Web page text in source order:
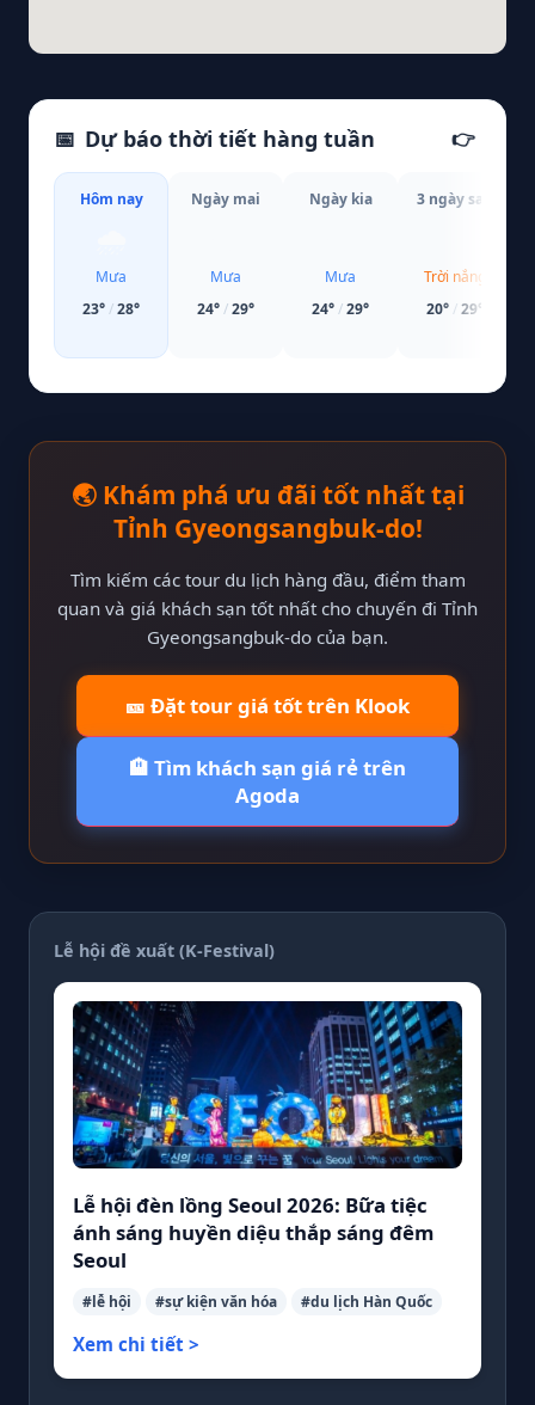
📅 Dự báo thời tiết hàng tuần 👉
Hôm nay
Mưa
23°/28°
Ngày mai
Mưa
24°/29°
Ngày kia
Mưa
24°/29°
3 ngày sau
Trời nắng
20° /29°
🌏 Khám phá ưu đãi tốt nhất tại
Tỉnh Gyeongsangbuk-do!
Tìm kiếm các tour du lịch hàng đầu, điểm tham
quan và giá khách sạn tốt nhất cho chuyến đi Tỉnh
Gyeongsangbuk-do của bạn.
🎫 Đặt tour giá tốt trên Klook
🏨 Tìm khách sạn giá rẻ trên
Agoda
Lễ hội đề xuất (K-Festival)
Lễ hội đèn lồng Seoul 2026: Bữa tiệc
ánh sáng huyền diệu thắp sáng đêm
Seoul
#lễ hội #sự kiện văn hóa #du lịch Hàn Quốc
Xem chi tiết >